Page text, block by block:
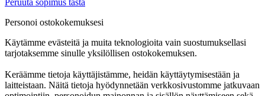
Personoi ostokokemuksesi
Käytämme evästeitä ja muita teknologioita vain suostumuksellasi
tarjotaksemme sinulle yksilöllisen ostokokemuksen.
Keräämme tietoja käyttäjistämme, heidän käyttäytymisestään ja
laitteistaan. Näitä tietoja hyödynnetään verkkosivustomme jatkuvaan